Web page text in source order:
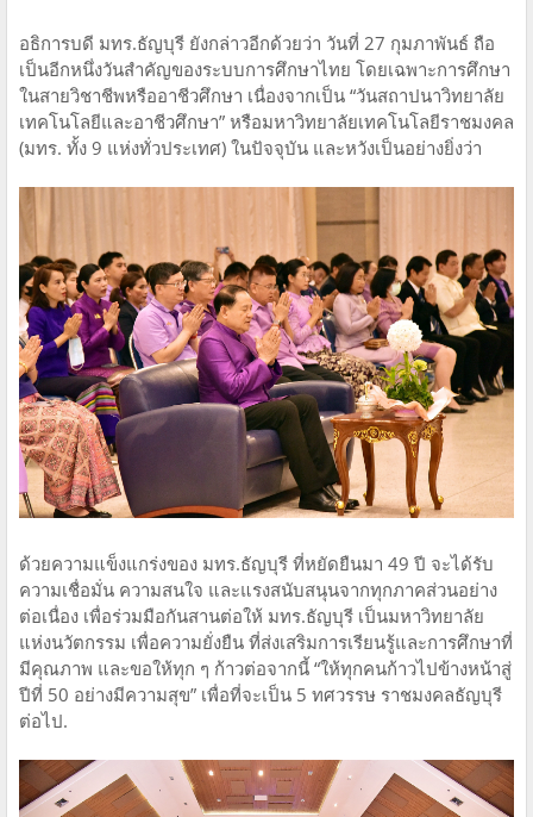
อธิการบดี มทร.ธัญบุรี ยังกล่าวอีกด้วยว่า วันที่ 27 กุมภาพันธ์ ถือ
เป็นอีกหนึ่งวันสำคัญของระบบการศึกษาไทย โดยเฉพาะการศึกษา
ในสายวิชาชีพหรืออาชีวศึกษา เนื่องจากเป็น “วันสถาปนาวิทยาลัย
เทคโนโลยีและอาชีวศึกษา” หรือมหาวิทยาลัยเทคโนโลยีราชมงคล
(มทร. ทั้ง 9 แห่งทั่วประเทศ) ในปัจจุบัน และหวังเป็นอย่างยิ่งว่า
ด้วยความแข็งแกร่งของ มทร.ธัญบุรี ที่หยัดยืนมา 49 ปี จะได้รับ
ความเชื่อมั่น ความสนใจ และแรงสนับสนุนจากทุกภาคส่วนอย่าง
ต่อเนื่อง เพื่อร่วมมือกันสานต่อให้ มทร.ธัญบุรี เป็นมหาวิทยาลัย
แห่งนวัตกรรม เพื่อความยั่งยืน ที่ส่งเสริมการเรียนรู้และการศึกษาที่
มีคุณภาพ และขอให้ทุก ๆ ก้าวต่อจากนี้ “ให้ทุกคนก้าวไปข้างหน้าสู่
ปีที่ 50 อย่างมีความสุข” เพื่อที่จะเป็น 5 ทศวรรษ ราชมงคลธัญบุรี
ต่อไป.